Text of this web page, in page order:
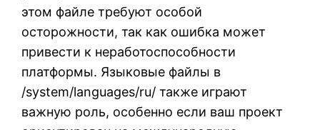
этом файле требуют особой
осторожности, так как ошибка может
привести к неработоспособности
платформы. Языковые файлы в
/system/languages/ru/ также играют
важную роль, особенно если ваш проект